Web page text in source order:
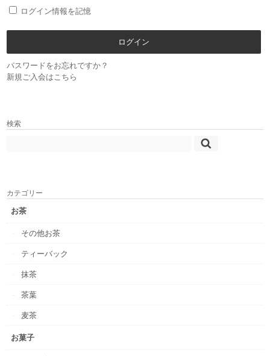
ログイン情報を記憶
パスワードをお忘れですか？
新規ご入会はこちら
検索
カテゴリー
お茶
その他お茶
ティーバック
抹茶
茶葉
麦茶
お菓子